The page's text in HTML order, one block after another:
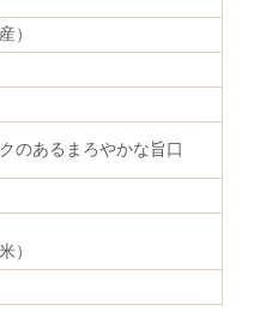
）
のあるまろやかな旨口
）